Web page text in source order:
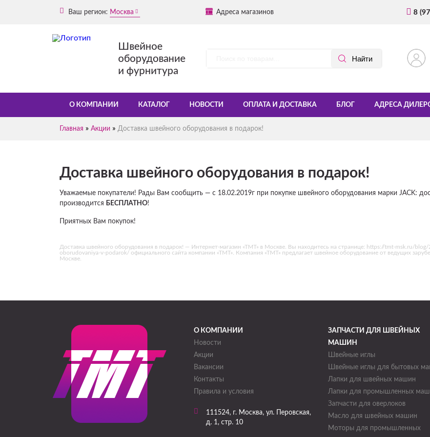
Ваш регион: Москва Адреса магазинов 8
Швейное
оборудование
и фурнитура
О КОМПАНИИ КАТАЛОГ НОВОСТИ ОПЛАТА И ДОСТАВКА БЛОГ АДРЕСА
Главная » Акции » Доставка швейного оборудования в подарок!
Доставка швейного оборудования в подарок!
Уважаемые покупатели! Рады Вам сообщить — с 18.02.2019г при покупке швейного оборудования марки JACK:
производится БЕСПЛАТНО!
Приятных Вам покупок!
Доставка швейного оборудования в подарок! — Интернет-магазин «ТМТ» в Москве. Вы находитесь на странице: https://tmt-msk.ru/
oborudovaniya-v-podarok/ официального сайта компании «ТМТ». Компания «ТМТ» предлагает швейное оборудование от ведущих
Москве.
О КОМПАНИИ
Новости
Акции
Вакансии
Контакты
Правила и условия
111524, г. Москва, ул. Перовская,
д. 1, стр. 10
ЗАПЧАСТИ ДЛЯ ШВЕЙНЫХ
МАШИН
Швейные иглы
Швейные иглы для бытовых
Лапки для швейных машин
Лапки для промышленных
Запчасти для оверлоков
Масло для швейных машин
Моторы для промышленных